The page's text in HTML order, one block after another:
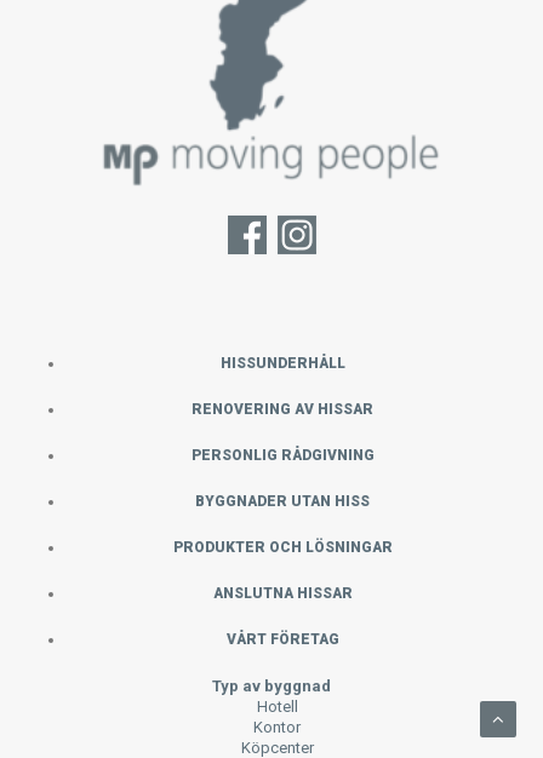
HISSUNDERHÅLL
RENOVERING AV HISSAR
PERSONLIG RÅDGIVNING
BYGGNADER UTAN HISS
PRODUKTER OCH LÖSNINGAR
ANSLUTNA HISSAR
VÅRT FÖRETAG
Typ av byggnad
Hotell
Kontor
Köpcenter